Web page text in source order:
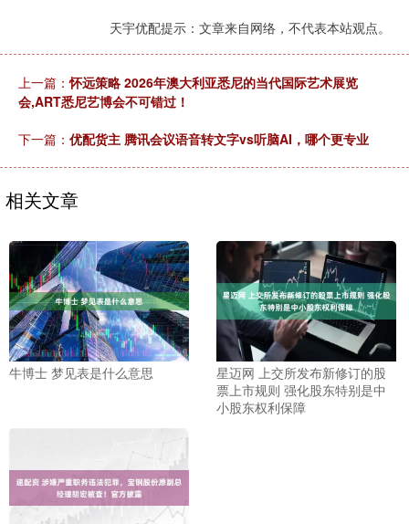
天宇优配提示：文章来自网络，不代表本站观点。
上一篇：怀远策略 2026年澳大利亚悉尼的当代国际艺术展览
会,ART悉尼艺博会不可错过！
下一篇： 优配货主 腾讯会议语音转文字vs听脑AI，哪个更专业
相关文章
牛博士 梦见表是什么意思
星迈网 上交所发布新修订的股
票上市规则 强化股东特别是中
小股东权利保障